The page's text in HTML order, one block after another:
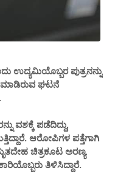
ಉದ್ಯಮಿಯೊಬ್ಬರ ಪುತ್ರನನ್ನು
ಮಾಡಿರುವ ಘಟನೆ
ವಶಕ್ಕೆ ಪಡೆದಿದ್ದು,
ಆರೋಪಿಗಳ ಪತ್ತೆಗಾಗಿ
ಚಿತ್ರಕೂಟ ಅರಣ್ಯ
ತಿಳಿಸಿದ್ದಾರೆ.